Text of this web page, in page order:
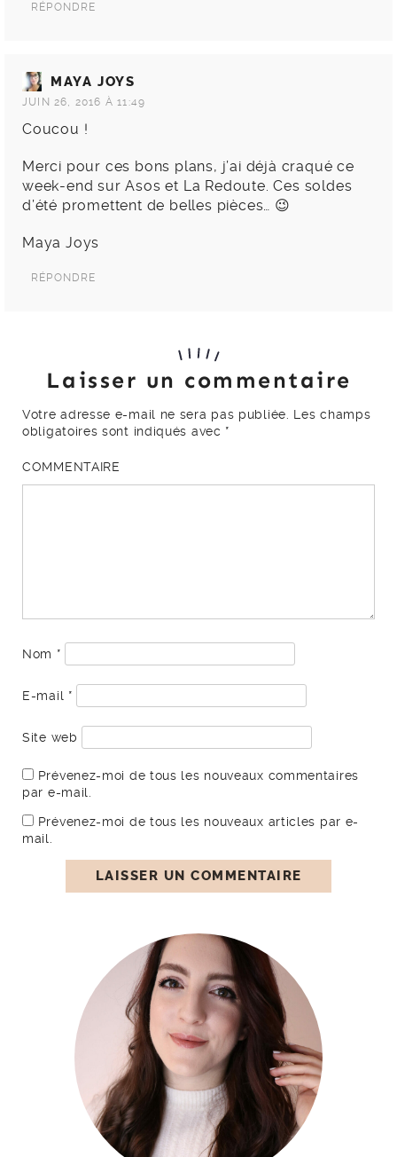
RÉPONDRE
MAYA JOYS
JUIN 26, 2016 À 11:49
Coucou !
Merci pour ces bons plans, j’ai déjà craqué ce
week-end sur Asos et La Redoute. Ces soldes
d’été promettent de belles pièces… 😉
Maya Joys
RÉPONDRE
Laisser un commentaire
Votre adresse e-mail ne sera pas publiée. Les champs
obligatoires sont indiqués avec *
COMMENTAIRE
Nom *
E-mail *
Site web
Prévenez-moi de tous les nouveaux commentaires
par e-mail.
Prévenez-moi de tous les nouveaux articles par e-
mail.